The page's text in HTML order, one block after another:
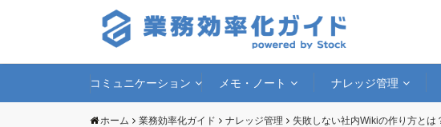
コミュニケーション メモ・ノート ナレッジ管理
ホーム 業務効率化ガイド ナレッジ管理 失敗しない社内Wikiの作り方とは